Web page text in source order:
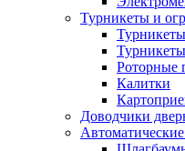
Турникеты и
Роторные
Калитки
Доводчики